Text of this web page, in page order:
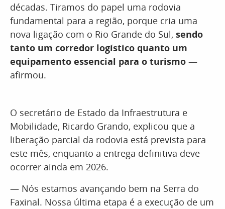
décadas. Tiramos do papel uma rodovia
fundamental para a região, porque cria uma
nova ligação com o Rio Grande do Sul, sendo
tanto um corredor logístico quanto um
equipamento essencial para o turismo —
afirmou.
O secretário de Estado da Infraestrutura e
Mobilidade, Ricardo Grando, explicou que a
liberação parcial da rodovia está prevista para
este mês, enquanto a entrega definitiva deve
ocorrer ainda em 2026.
— Nós estamos avançando bem na Serra do
Faxinal. Nossa última etapa é a execução de um